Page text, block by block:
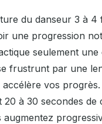
du danseur 3 à 4
une progression
seulement
frustrunt par une
accélère vos
20 à 30 secondes de
augmentez